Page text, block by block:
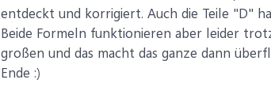
entdeckt und korrigiert. Auch die Teile "D"
Beide Formeln funktionieren aber leider
großen und das macht das ganze dann
Ende :)